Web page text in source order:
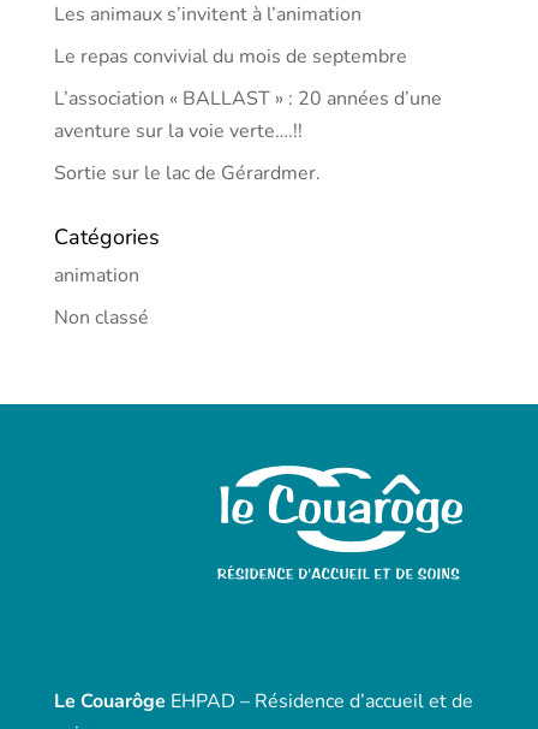
Les animaux s’invitent à l’animation
Le repas convivial du mois de septembre
L’association « BALLAST » : 20 années d’une
aventure sur la voie verte….!!
Sortie sur le lac de Gérardmer.
Catégories
animation
Non classé
Le Couarôge EHPAD – Résidence d’accueil et de